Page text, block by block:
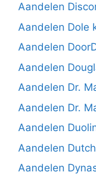
Aandelen
Aandelen Dole
Aandelen
Aandelen
Aandelen Dr.
Aandelen Dr.
Aandelen
Aandelen
Aandelen